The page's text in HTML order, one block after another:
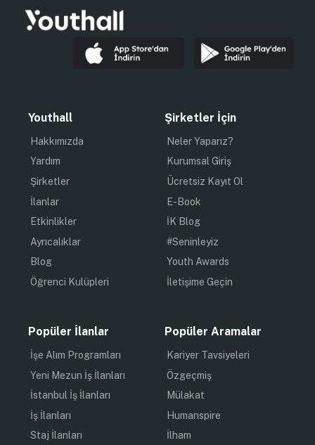
Youthall
Hakkımızda
Yardım
Şirketler
İlanlar
Etkinlikler
Ayrıcalıklar
Blog
Öğrenci Kulüpleri
Şirketler İçin
Neler Yaparız?
Kurumsal Giriş
Ücretsiz Kayıt Ol
E-Book
İK Blog
#Seninleyiz
Youth Awards
İletişime Geçin
Popüler İlanlar
İşe Alım Programları
Yeni Mezun İş İlanları
İstanbul İş İlanları
İş İlanları
Staj İlanları
Popüler Aramalar
Kariyer Tavsiyeleri
Özgeçmiş
Mülakat
Humanspire
İlham